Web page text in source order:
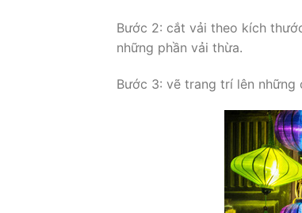
Bước 2: cắt vải theo kích
những phần vải thừa.
Bước 3: vẽ trang trí lên